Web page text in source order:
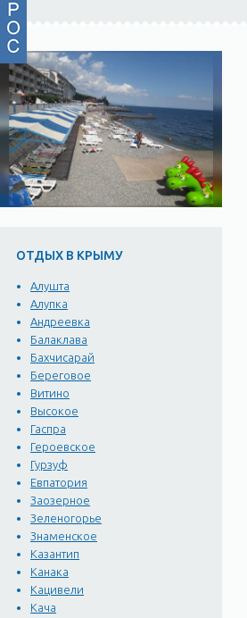
ОТДЫХ В КРЫМУ
Алушта
Алупка
Андреевка
Балаклава
Бахчисарай
Береговое
Витино
Высокое
Гаспра
Героевское
Гурзуф
Евпатория
Заозерное
Зеленогорье
Знаменское
Казантип
Канака
Кацивели
Кача